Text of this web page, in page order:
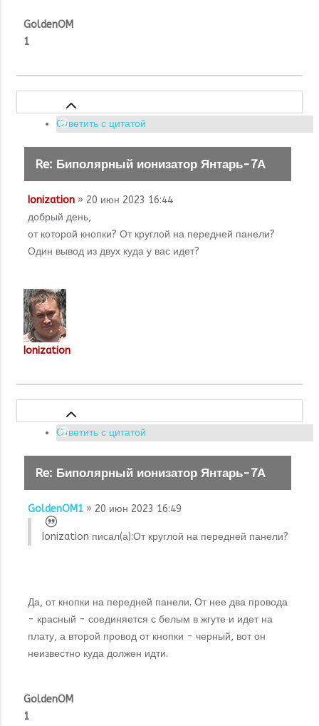
GoldenOM
1
Ответить с цитатой
Re: Биполярный ионизатор Янтарь-7А
Ionization » 20 июн 2023 16:44
добрый день,
от которой кнопки? От круглой на передней панели?
Один вывод из двух куда у вас идет?
Ionization
Ответить с цитатой
Re: Биполярный ионизатор Янтарь-7А
GoldenOM1 » 20 июн 2023 16:49
Ionization писал(а):От круглой на передней панели?
Да, от кнопки на передней панели. От нее два провода
- красный - соединяется с белым в жгуте и идет на
плату, а второй провод от кнопки - черный, вот он
неизвестно куда должен идти.
GoldenOM
1